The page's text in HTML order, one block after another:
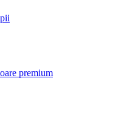
premium